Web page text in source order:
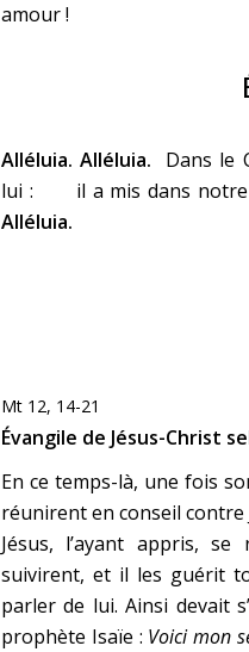
amour !
Alléluia. Alléluia.
Dans le
lui : il a mis dans notre
Alléluia.
Mt 12, 14-21
Évangile de Jésus-Christ
En ce temps-là, une fois
réunirent en conseil
Jésus, l’ayant appris,
suivirent, et il les guérit
parler de lui. Ainsi devait
prophète Isaïe : Voici mon